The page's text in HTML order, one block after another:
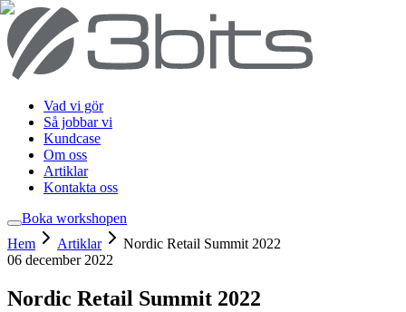
Vad vi gör
Så jobbar vi
Kundcase
Om oss
Artiklar
Kontakta oss
Boka workshopen
Hem
Artiklar
Nordic Retail Summit 2022
06 december 2022
Nordic Retail Summit 2022